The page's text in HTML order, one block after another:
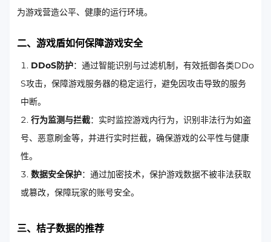
为游戏营造公平、健康的运行环境。
二、游戏盾如何保障游戏安全
DDoS防护：通过智能识别与过滤机制，有效抵御各类DDo
S攻击，保障游戏服务器的稳定运行，避免因攻击导致的服务
中断。
行为监测与拦截：实时监控游戏内行为，识别非法行为如盗
号、恶意刷金等，并进行实时拦截，确保游戏的公平性与健康
性。
数据安全保护：通过加密技术，保护游戏数据不被非法获取
或篡改，保障玩家的账号安全。
三、桔子数据的推荐